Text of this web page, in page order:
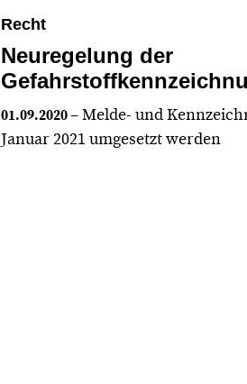
Recht
Neuregelung der
01.09.2020– Melde- und
Januar 2021 umgesetzt werden